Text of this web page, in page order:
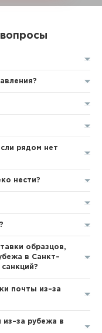
рядом нет
нести?
образцов,
в Санкт–
почты из–за
рубежа в